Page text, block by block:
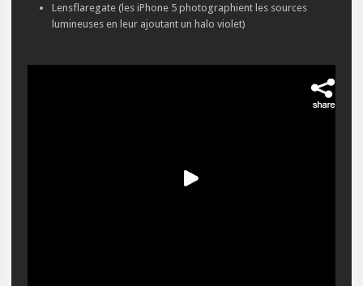
Lensflaregate (les iPhone 5 photographient les sources
lumineuses en leur ajoutant un halo violet)